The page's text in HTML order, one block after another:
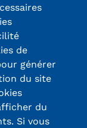
de
générer
du site
du
Si vous